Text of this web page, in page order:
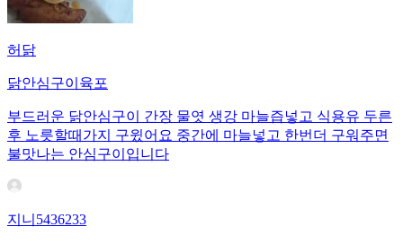
허닭
닭안심구이육포
부드러운 닭안심구이 간장 물엿 생강 마늘즙넣고 식용유 두른
후 노릇할때가지 구윘어요 중간에 마늘넣고 한번더 구워주면
불맛나는 안심구이입니다
지니5436233